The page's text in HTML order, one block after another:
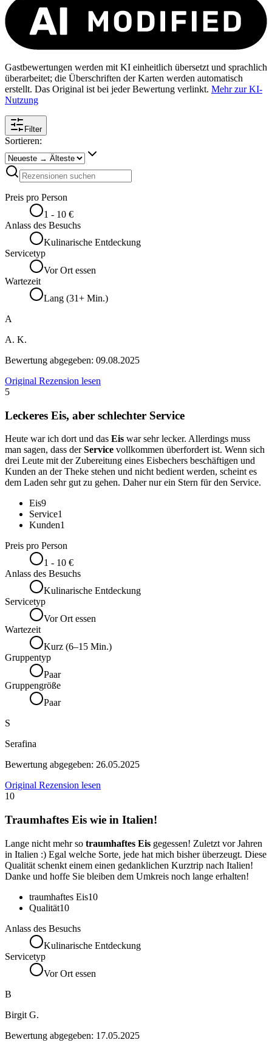
Gastbewertungen werden mit KI einheitlich übersetzt und sprachlich
überarbeitet; die Überschriften der Karten werden automatisch
erstellt. Das Original ist bei jeder Bewertung verlinkt. Mehr zur KI-
Nutzung
Filter
Sortieren:
Preis pro Person
1 - 10 €
Anlass des Besuchs
Kulinarische Entdeckung
Servicetyp
Vor Ort essen
Wartezeit
Lang (31+ Min.)
A
A. K.
Bewertung abgegeben: 09.08.2025
Original Rezension lesen
5
Leckeres Eis, aber schlechter Service
Heute war ich dort und das Eis war sehr lecker. Allerdings muss
man sagen, dass derService vollkommen überfordert ist. Wenn sich
drei Leute mit der Zubereitung eines Eisbechers beschäftigen und
Kunden an der Theke stehen und nicht bedient werden, scheint es
dem Laden sehr gut zu gehen. Daher nur ein Stern für den Service.
Eis9
Service1
Kunden1
Preis pro Person
1 - 10 €
Anlass des Besuchs
Kulinarische Entdeckung
Servicetyp
Vor Ort essen
Wartezeit
Kurz (6–15 Min.)
Gruppentyp
Paar
Gruppengröße
Paar
S
Serafina
Bewertung abgegeben: 26.05.2025
Original Rezension lesen
10
Traumhaftes Eis wie in Italien!
Lange nicht mehr so traumhaftes Eis gegessen! Zuletzt vor Jahren
in Italien :) Egal welche Sorte, jede hat mich bisher überzeugt. Diese
Qualität schenkt einem einen gedanklichen Kurztrip nach Italien!
Danke und hoffe Sie bleiben dem Umkreis noch lange erhalten!
traumhaftes Eis10
Qualität10
Anlass des Besuchs
Kulinarische Entdeckung
Servicetyp
Vor Ort essen
B
Birgit G.
Bewertung abgegeben: 17.05.2025